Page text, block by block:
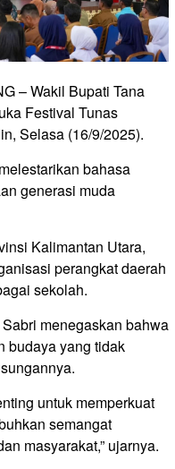
– Wakil Bupati Tana
Festival Tunas
Selasa (16/9/2025).
bahasa
generasi muda
Kalimantan Utara,
perangkat daerah
sekolah.
menegaskan bahwa
budaya yang tidak
untuk memperkuat
semangat
masyarakat,” ujarnya.